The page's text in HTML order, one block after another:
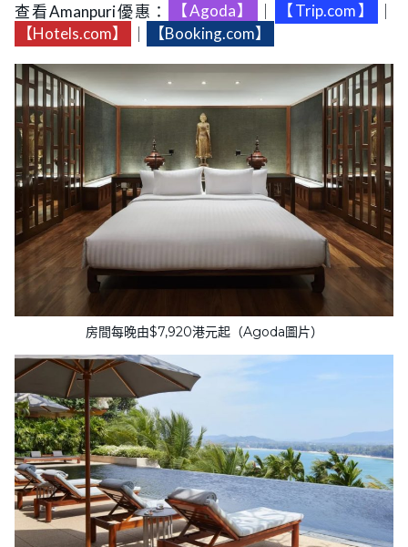
查看Amanpuri優惠： 【Agoda】 【Trip.com】
【Hotels.com】
【Booking.com】
房間每晚由$7,920港元起（Agoda圖片）